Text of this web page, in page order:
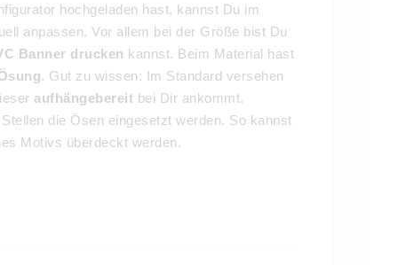
hochgeladen hast, kannst Du im
anpassen. Vor allem bei der Größe bist Du
Banner drucken kannst. Beim Material hast
. Gut zu wissen: Im Standard versehen
aufhängebereit bei Dir ankommt.
die Ösen eingesetzt werden. So kannst
Motivs überdeckt werden.